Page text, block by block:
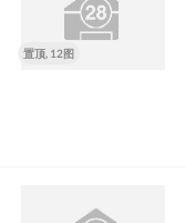
置顶, 12图